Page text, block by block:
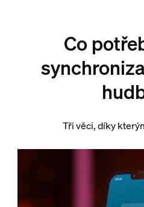
Co
Tři věci, díky